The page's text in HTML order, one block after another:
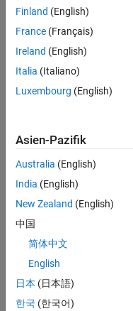
alle
in
Ihrer
Region
Account
Manager -
Commercial
(m/f/d)
DE-München
Senior Utilities
and Energy
Market
Developer
Finland (English)
France (Français)
Ireland (English)
Italia (Italiano)
Luxembourg (English)
Asien-Pazifik
Australia (English)
India (English)
New Zealand (English)
中国
简体中文
English
日本 (日本語)
한국 (한국어)